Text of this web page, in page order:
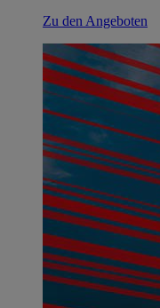
Zu den Angeboten